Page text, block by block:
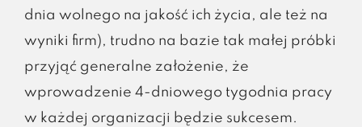
dnia wolnego na jakość ich życia, ale też na
wyniki firm), trudno na bazie tak małej próbki
przyjąć generalne założenie, że
wprowadzenie 4-dniowego tygodnia pracy
w każdej organizacji będzie sukcesem.